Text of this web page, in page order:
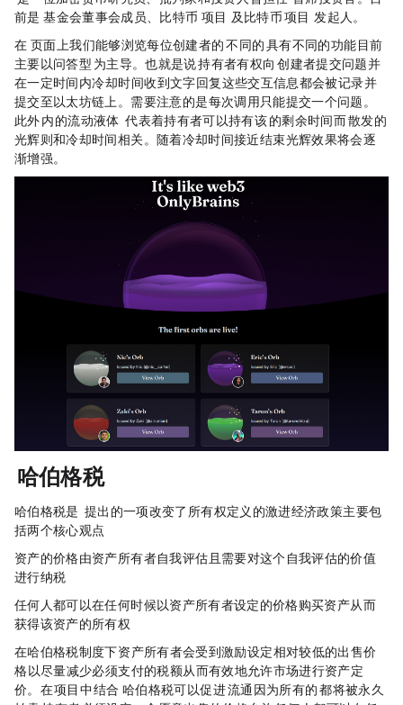
前是 StarkNet 基金会董事会成员、比特币 Ordinals 项目 Taproot Wizards 及比特币 NFT 项目 Quantum Cats 发起人。）
在 Orb Land 页面上，我们能够浏览每位创建者的 Orb，不同的 Orb 具有不同的功能，目前
主要以问答型 Orb 为主导。也就是说，Orb 持有者有权向 Orb 创建者提交问题，并
在一定时间内（冷却时间）收到文字回复，这些交互信息都会被记录并
提交至以太坊链上。需要注意的是，每次调用只能提交一个问题。
此外，Orb 内的流动液体（the liquid inside）代表着持有者可以持有该 Orb 的剩余时间，而 Orb 散发的
光辉则和冷却时间相关。随着冷却时间接近结束，光辉效果将会逐
渐增强。
Harberger 哈伯格税
哈伯格税是 Arnold Harberger 提出的一项改变了所有权定义的激进经济政策，主要包
括两个核心观点：
资产的价格由资产所有者自我评估，且需要对这个自我评估的价值
进行纳税；
任何人都可以在任何时候以资产所有者设定的价格购买资产，从而
获得该资产的所有权；
在哈伯格税制度下，资产所有者会受到激励，设定相对较低的出售价
格，以尽量减少必须支付的税额，从而有效地允许市场进行资产定
价。在 Web3 项目中，结合 Harberger 哈伯格税可以促进 NFT 流通，因为所有的 NFT 都将被永久